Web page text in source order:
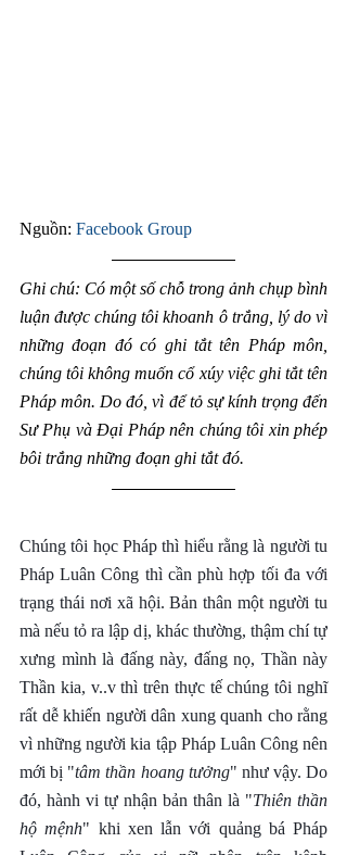
Nguồn: Facebook Group
Ghi chú: Có một số chỗ trong ảnh chụp bình
luận được chúng tôi khoanh ô trắng, lý do vì
những đoạn đó có ghi tắt tên Pháp môn,
chúng tôi không muốn cổ xúy việc ghi tắt tên
Pháp môn. Do đó, vì để tỏ sự kính trọng đến
Sư Phụ và Đại Pháp nên chúng tôi xin phép
bôi trắng những đoạn ghi tắt đó.
Chúng tôi học Pháp thì hiểu rằng là người tu
Pháp Luân Công thì cần phù hợp tối đa với
trạng thái nơi xã hội. Bản thân một người tu
mà nếu tỏ ra lập dị, khác thường, thậm chí tự
xưng mình là đấng này, đấng nọ, Thần này
Thần kia, v..v thì trên thực tế chúng tôi nghĩ
rất dễ khiến người dân xung quanh cho rằng
vì những người kia tập Pháp Luân Công nên
mới bị "tâm thần hoang tưởng" như vậy. Do
đó, hành vi tự nhận bản thân là "Thiên thần
hộ mệnh" khi xen lẫn với quảng bá Pháp